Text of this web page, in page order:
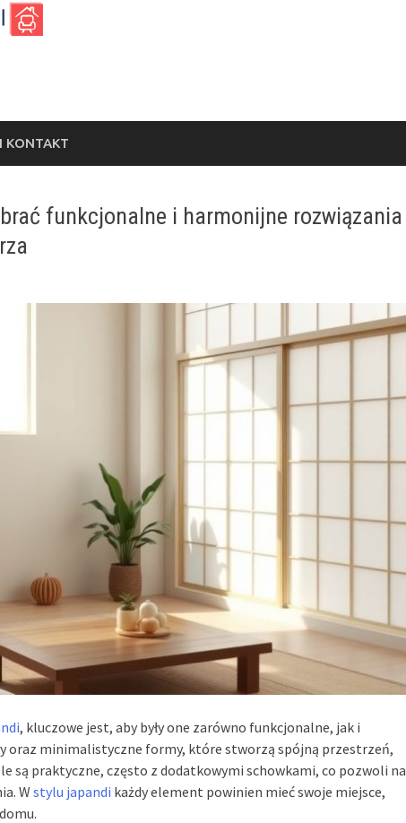
KONTAKT
funkcjonalne i harmonijne rozwiązania
, kluczowe jest, aby były one zarówno funkcjonalne, jak i
oraz minimalistyczne formy, które stworzą spójną przestrzeń,
są praktyczne, często z dodatkowymi schowkami, co pozwoli na
W stylu japandi każdy element powinien mieć swoje miejsce,